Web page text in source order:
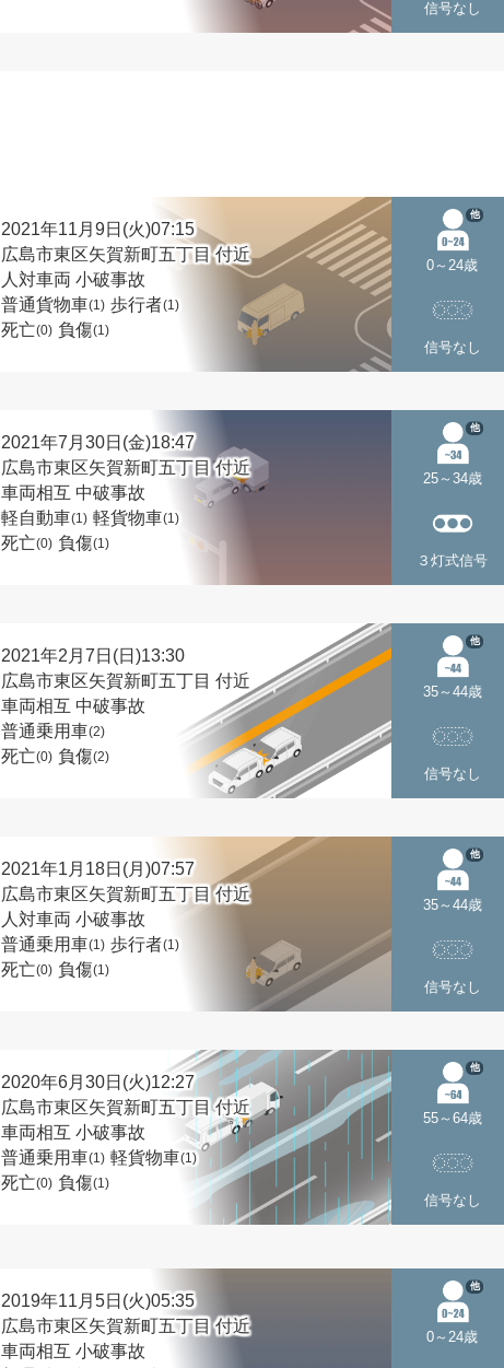
信号なし
2021年11月9日(火)07:15
広島市東区矢賀新町五丁目 付近
人対車両 小破事故
普通貨物車(1) 歩行者(1)
死亡(0) 負傷(1)
0～24歳
他
信号なし
2021年7月30日(金)18:47
広島市東区矢賀新町五丁目 付近
車両相互 中破事故
軽自動車(1) 軽貨物車(1)
死亡(0) 負傷(1)
25～34歳
他
３灯式信号
2021年2月7日(日)13:30
広島市東区矢賀新町五丁目 付近
車両相互 中破事故
普通乗用車(2)
死亡(0) 負傷(2)
35～44歳
他
信号なし
2021年1月18日(月)07:57
広島市東区矢賀新町五丁目 付近
人対車両 小破事故
普通乗用車(1) 歩行者(1)
死亡(0) 負傷(1)
35～44歳
他
信号なし
2020年6月30日(火)12:27
広島市東区矢賀新町五丁目 付近
車両相互 小破事故
普通乗用車(1) 軽貨物車(1)
死亡(0) 負傷(1)
55～64歳
他
信号なし
2019年11月5日(火)05:35
広島市東区矢賀新町五丁目 付近
車両相互 小破事故
0～24歳
他